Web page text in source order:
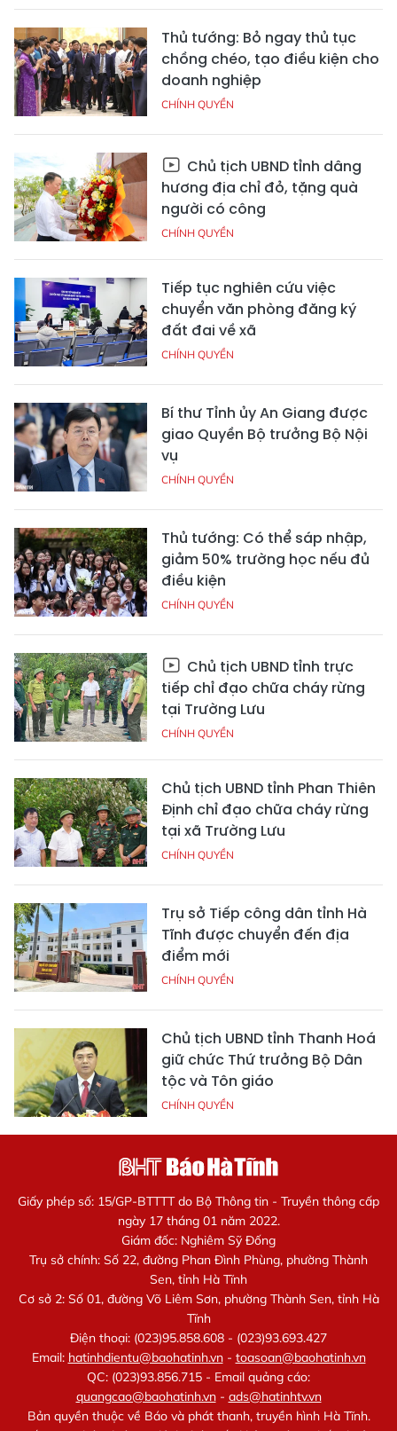
Thủ tướng: Bỏ ngay thủ tục
chồng chéo, tạo điều kiện cho
doanh nghiệp
CHÍNH QUYỀN
Chủ tịch UBND tỉnh dâng
hương địa chỉ đỏ, tặng quà
người có công
CHÍNH QUYỀN
Tiếp tục nghiên cứu việc
chuyển văn phòng đăng ký
đất đai về xã
CHÍNH QUYỀN
Bí thư Tỉnh ủy An Giang được
giao Quyền Bộ trưởng Bộ Nội
vụ
CHÍNH QUYỀN
Thủ tướng: Có thể sáp nhập,
giảm 50% trường học nếu đủ
điều kiện
CHÍNH QUYỀN
Chủ tịch UBND tỉnh trực
tiếp chỉ đạo chữa cháy rừng
tại Trường Lưu
CHÍNH QUYỀN
Chủ tịch UBND tỉnh Phan Thiên
Định chỉ đạo chữa cháy rừng
tại xã Trường Lưu
CHÍNH QUYỀN
Trụ sở Tiếp công dân tỉnh Hà
Tĩnh được chuyển đến địa
điểm mới
CHÍNH QUYỀN
Chủ tịch UBND tỉnh Thanh Hoá
giữ chức Thứ trưởng Bộ Dân
tộc và Tôn giáo
CHÍNH QUYỀN
Giấy phép số: 15/GP-BTTTT do Bộ Thông tin - Truyền thông cấp
ngày 17 tháng 01 năm 2022.
Giám đốc: Nghiêm Sỹ Đống
Trụ sở chính: Số 22, đường Phan Đình Phùng, phường Thành
Sen, tỉnh Hà Tĩnh
Cơ sở 2: Số 01, đường Võ Liêm Sơn, phường Thành Sen, tỉnh Hà
Tĩnh
Điện thoại: (023)95.858.608 - (023)93.693.427
Email: hatinhdientu@baohatinh.vn- toasoan@baohatinh.vn
QC: (023)93.856.715 - Email quảng cáo:
quangcao@baohatinh.vn- ads@hatinhtv.vn
Bản quyền thuộc về Báo và phát thanh, truyền hình Hà Tĩnh.